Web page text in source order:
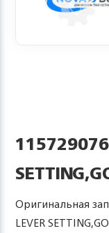
Оригинальная
LEVER